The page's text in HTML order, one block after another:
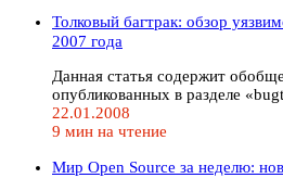
Толковый багтрак: обзор
2007 года
Данная статья содержит
опубликованных в разделе
22.01.2008
9 мин на чтение
Мир Open Source за неделю: